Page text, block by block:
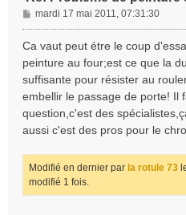
M
e
s
s
g
e
mardi 17 mai 2011, 07:31:30
Ca vaut peut étre le coup
peinture au four;est ce que la
suffisante pour résister au
embellir le passage de porte! Il
question,c'est des
aussi c'est des pros pour le
Modifié en dernier par la rotule 73
modifié 1 fois.